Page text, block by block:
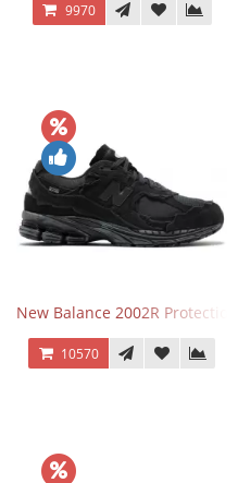
9970
New Balance 2002R Protection
10570